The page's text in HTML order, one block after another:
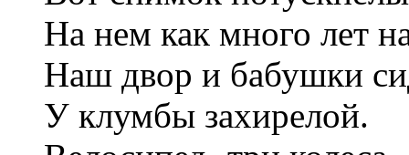
На нем как много лет
Наш двор и бабушки
У клумбы захирелой.